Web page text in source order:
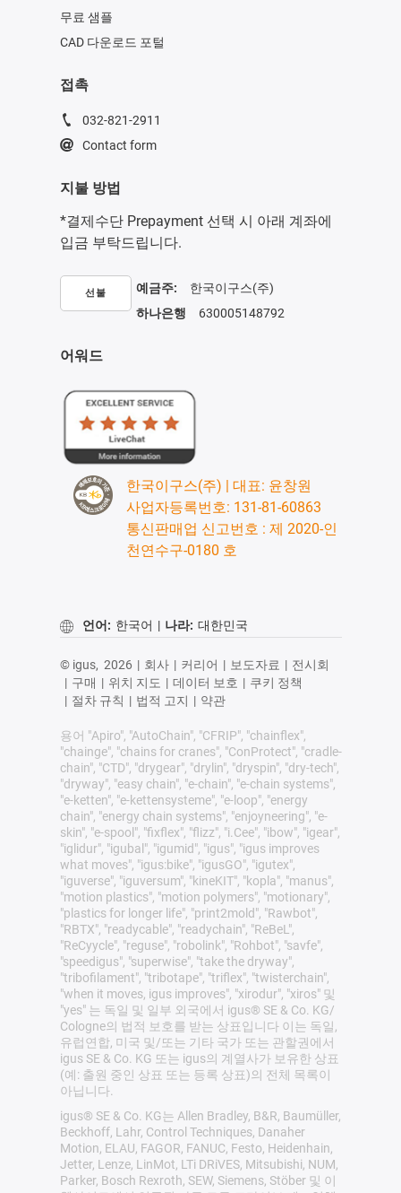
무료 샘플
CAD 다운로드 포털
접촉
032-821-2911
Contact form
지불 방법
*결제수단 Prepayment 선택 시 아래 계좌에
입금 부탁드립니다.
선불 예금주: 한국이구스(주)
하나은행 630005148792
어워드
한국이구스(주) | 대표: 윤창원
사업자등록번호: 131-81-60863
통신판매업 신고번호 : 제 2020-인
천연수구-0180 호
언어: 한국어 | 나라: 대한민국
© igus, 2026 | 회사 | 커리어 | 보도자료 | 전시회
| 구매 | 위치 지도 | 데이터 보호 | 쿠키 정책
| 절차 규칙 | 법적 고지 | 약관
용어 "Apiro", "AutoChain", "CFRIP", "chainflex",
"chainge", "chains for cranes", "ConProtect", "cradle-
chain", "CTD", "drygear", "drylin", "dryspin", "dry-tech",
"dryway", "easy chain", "e-chain", "e-chain systems",
"e-ketten", "e-kettensysteme", "e-loop", "energy
chain", "energy chain systems", "enjoyneering", "e-
skin", "e-spool", "fixflex", "flizz", "i.Cee", "ibow", "igear",
"iglidur", "igubal", "igumid", "igus", "igus improves
what moves", "igus:bike", "igusGO", "igutex",
"iguverse", "iguversum", "kineKIT", "kopla", "manus",
"motion plastics", "motion polymers", "motionary",
"plastics for longer life", "print2mold", "Rawbot",
"RBTX", "readycable", "readychain", "ReBeL",
"ReCyycle", "reguse", "robolink", "Rohbot", "savfe",
"speedigus", "superwise", "take the dryway",
"tribofilament", "tribotape", "triflex", "twisterchain",
"when it moves, igus improves", "xirodur", "xiros" 및
"yes" 는 독일 및 일부 외국에서 igus® SE & Co. KG/
Cologne의 법적 보호를 받는 상표입니다 이는 독일,
유럽연합, 미국 및/또는 기타 국가 또는 관할권에서
igus SE & Co. KG 또는 igus의 계열사가 보유한 상표
(예: 출원 중인 상표 또는 등록 상표)의 전체 목록이
아닙니다.
igus® SE & Co. KG는 Allen Bradley, B&R, Baumüller,
Beckhoff, Lahr, Control Techniques, Danaher
Motion, ELAU, FAGOR, FANUC, Festo, Heidenhain,
Jetter, Lenze, LinMot, LTi DRiVES, Mitsubishi, NUM,
Parker, Bosch Rexroth, SEW, Siemens, Stöber 및 이